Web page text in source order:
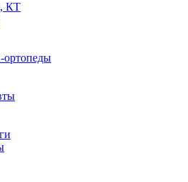
КТ
ортопеды